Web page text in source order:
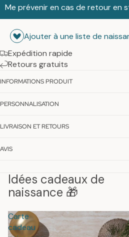
Me prévenir en cas de retour en
Ajouter à une liste de
Expédition rapide
Retours gratuits
INFORMATIONS PRODUIT
PERSONNALISATION
LIVRAISON ET RETOURS
AVIS
Idées cadeaux de
naissance 🎁
Carte
cadeau